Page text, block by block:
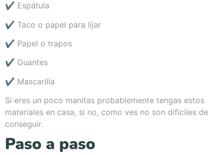
✔ Espátula
✔ Taco o papel para lijar
✔ Papel o trapos
✔ Guantes
✔ Mascarilla
Si eres un poco manitas probablemente tengas estos
materiales en casa, si no, como ves no son difíciles de
conseguir.
Paso a paso